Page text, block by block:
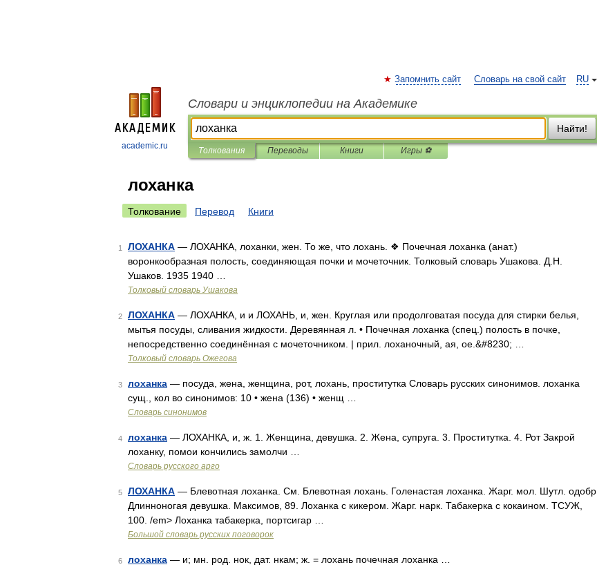
academic.ru
RU
Запомнить сайт Словарь на свой сайт
Словари и энциклопедии на Академике
Найти!
Толкования Переводы Книги Игры ⚽
лоханка
Толкование Перевод Книги
1 ЛОХАНКА — ЛОХАНКА, лоханки, жен. То же, что лохань. ❖ Почечная лоханка (анат.)
воронкообразная полость, соединяющая почки и мочеточник. Толковый словарь Ушакова. Д.Н.
Ушаков. 1935 1940 …
Толковый словарь Ушакова
2 ЛОХАНКА — ЛОХАНКА, и и ЛОХАНЬ, и, жен. Круглая или продолговатая посуда для стирки белья,
мытья посуды, сливания жидкости. Деревянная л. • Почечная лоханка (спец.) полость в почке,
непосредственно соединённая с мочеточником. | прил. лоханочный, ая, ое.&#8230; …
Толковый словарь Ожегова
3 лоханка — посуда, жена, женщина, рот, лохань, проститутка Словарь русских синонимов. лоханка
сущ., кол во синонимов: 10 • жена (136) • женщ …
Словарь синонимов
4 лоханка — ЛОХАНКА, и, ж. 1. Женщина, девушка. 2. Жена, супруга. 3. Проститутка. 4. Рот Закрой
лоханку, помои кончились замолчи …
Словарь русского арго
5 ЛОХАНКА — Блевотная лоханка. См. Блевотная лохань. Голенастая лоханка. Жарг. мол. Шутл. одобр.
Длинноногая девушка. Максимов, 89. Лоханка с кикером. Жарг. нарк. Табакерка с кокаином. ТСУЖ,
100. /em> Лоханка табакерка, портсигар …
Большой словарь русских поговорок
6 лоханка — и; мн. род. нок, дат. нкам; ж. = лохань почечная лоханка …